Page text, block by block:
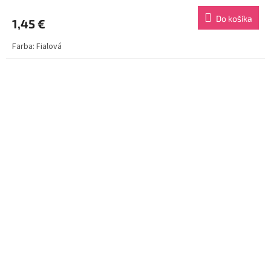
1,45 € Do košíka
Farba: Fialová